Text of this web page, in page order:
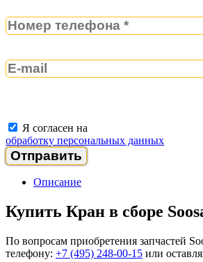
Я согласен на
обработку персональных данных
Описание
Купить Кран в сборе
По вопросам приобретения запчастей
телефону: +7 (495) 248-00-15 или